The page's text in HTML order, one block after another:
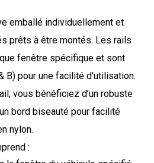
emballé individuellement et
prêts à être montés. Les rails
fenêtre spécifique et sont
B) pour une facilité d'utilisation.
vous bénéficiez d’un robuste
bord biseauté pour facilité
nylon.
: